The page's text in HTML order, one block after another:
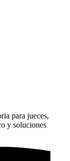
para jueces,
y soluciones